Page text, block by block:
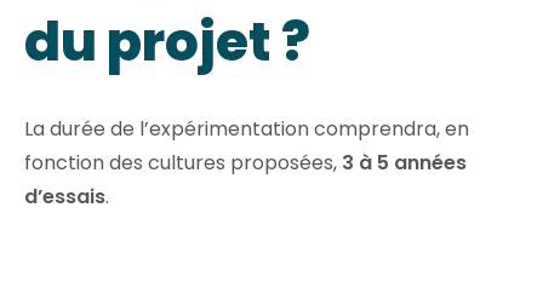
du projet ?
La durée de l’expérimentation comprendra, en
fonction des cultures proposées, 3 à 5 années
d’essais.